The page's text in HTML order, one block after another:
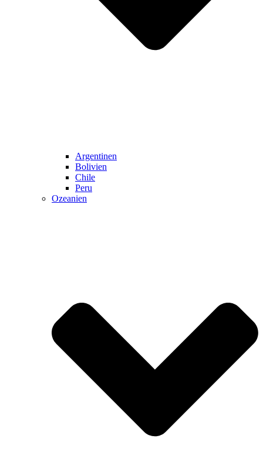
Argentinen
Bolivien
Chile
Peru
Ozeanien